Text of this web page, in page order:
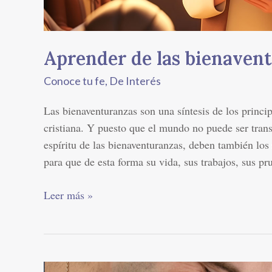
Aprender de las
Conoce tu fe, De Interés
Las bienaventuranzas son una síntesis de los
cristiana. Y puesto que el mundo no puede ser
espíritu de las bienaventuranzas, deben también
para que de esta forma su vida, sus trabajos, sus
Leer más »